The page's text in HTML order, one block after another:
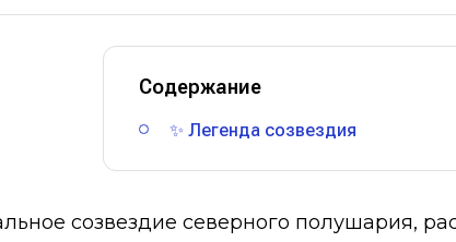
Содержание
✨ Легенда созвездия
созвездие северного полушария,